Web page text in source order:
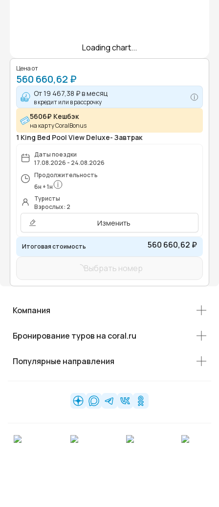
Loading chart...
Цена от
560 660,62 ₽
От19 467,38 ₽в месяц
в кредит или в рассрочку
5606₽ Кешбэк
на карту CoralBonus
1 King Bed Pool View Deluxe- Завтрак
Даты поездки
17.08.2026 - 24.08.2026
Продолжительность
6н +1н
Туристы
Взрослых: 2
Изменить
Итоговая стоимость 560 660,62 ₽
Выбрать номер
Компания
Бронирование туров на coral.ru
Популярные направления